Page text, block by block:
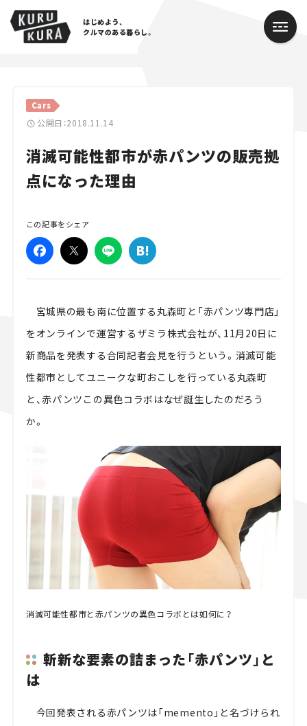
はじめよう、
クルマのある暮らし。
Cars
公開日：2018.11.14
消滅可能性都市が赤パンツの販売拠
点になった理由
この記事をシェア
宮城県の最も南に位置する丸森町と「赤パンツ専門店」
をオンラインで運営するザミラ株式会社が、11月20日に
新商品を発表する合同記者会見を行うという。消滅可能
性都市としてユニークな町おこしを行っている丸森町
と、赤パンツこの異色コラボはなぜ誕生したのだろう
か。
消滅可能性都市と赤パンツの異色コラボとは如何に？
斬新な要素の詰まった「赤パンツ」と
は
今回発表される赤パンツは「memento」と名づけられ
Cars
Lifestyle
Traffic
Special
Series
人気のハッシュタグ
スズキ ジムニー｜Suzuki Jimny
スズキ｜Suzuki